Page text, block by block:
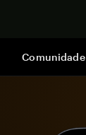
Comunidade